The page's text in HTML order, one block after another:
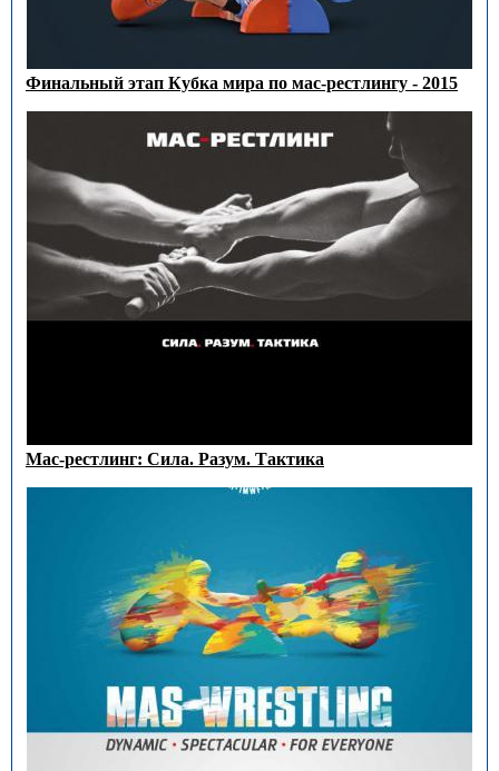
Финальный этап Кубка мира по мас-рестлингу - 2015
Мас-рестлинг: Сила. Разум. Тактика